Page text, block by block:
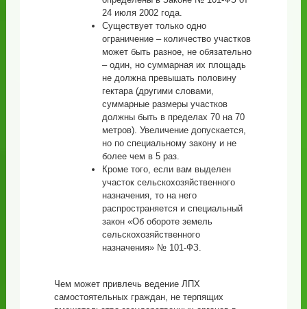
24 июля 2002 года.
Существует только одно
ограничение – количество участков
может быть разное, не обязательно
– один, но суммарная их площадь
не должна превышать половину
гектара (другими словами,
суммарные размеры участков
должны быть в пределах 70 на 70
метров). Увеличение допускается,
но по специальному закону и не
более чем в 5 раз.
Кроме того, если вам выделен
участок сельскохозяйственного
назначения, то на него
распространяется и специальный
закон «Об обороте земель
сельскохозяйственного
назначения» № 101-ФЗ.
Чем может привлечь ведение ЛПХ
самостоятельных граждан, не терпящих